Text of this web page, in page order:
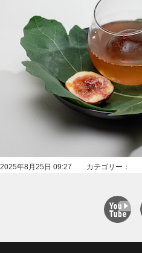
2025年8月25日 09:27 カテゴリー：